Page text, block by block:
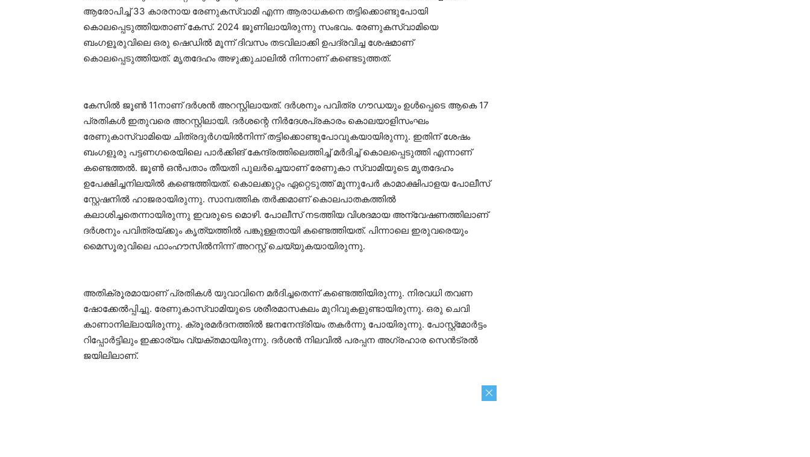
ആരോപിച്ച് 33 കാരനായ രേണുകസ്വാമി എന്ന ആരാധകനെ തട്ടിക്കൊണ്ടുപോയി
കൊലപ്പെടുത്തിയതാണ് കേസ്. 2024 ജൂണിലായിരുന്നു സംഭവം. രേണുകസ്വാമിയെ
ബംഗളൂരുവിലെ ഒരു ഷെഡിൽ മൂന്ന് ദിവസം തടവിലാക്കി ഉപദ്രവിച്ച ശേഷമാണ്
കൊലപ്പെടുത്തിയത്. മൃതദേഹം അഴുക്കുചാലിൽ നിന്നാണ് കണ്ടെടുത്തത്.
കേസിൽ ജൂൺ 11നാണ് ദർശൻ അറസ്റ്റിലായത്. ദർശനും പവിത്ര ഗൗഡയും ഉൾപ്പെടെ ആകെ 17
പ്രതികൾ ഇതുവരെ അറസ്റ്റിലായി. ദർശന്റെ നിർദേശപ്രകാരം കൊലയാളിസംഘം
രേണുകാസ്വാമിയെ ചിത്രദുർഗയിൽനിന്ന് തട്ടിക്കൊണ്ടുപോവുകയായിരുന്നു. ഇതിന് ശേഷം
ബംഗളൂരു പട്ടണഗരെയിലെ പാർക്കിങ് കേന്ദ്രത്തിലെത്തിച്ച് മർദിച്ച് കൊലപ്പെടുത്തി എന്നാണ്
കണ്ടെത്തൽ. ജൂൺ ഒൻപതാം തീയതി പുലർച്ചെയാണ് രേണുകാ സ്വാമിയുടെ മൃതദേഹം
ഉപേക്ഷിച്ചനിലയിൽ കണ്ടെത്തിയത്. കൊലക്കുറ്റം ഏറ്റെടുത്ത് മൂന്നുപേർ കാമാക്ഷിപാളയ പോലീസ്
സ്റ്റേഷനിൽ ഹാജരായിരുന്നു. സാമ്പത്തിക തർക്കമാണ് കൊലപാതകത്തിൽ
കലാശിച്ചതെന്നായിരുന്നു ഇവരുടെ മൊഴി. പോലീസ് നടത്തിയ വിശദമായ അന്വേഷണത്തിലാണ്
ദർശനും പവിത്രയ്ക്കും കൃത്യത്തിൽ പങ്കുള്ളതായി കണ്ടെത്തിയത്. പിന്നാലെ ഇരുവരെയും
മൈസൂരുവിലെ ഫാംഹൗസിൽനിന്ന് അറസ്റ്റ് ചെയ്യുകയായിരുന്നു.
അതിക്രൂരമായാണ് പ്രതികൾ യുവാവിനെ മർദിച്ചതെന്ന് കണ്ടെത്തിയിരുന്നു. നിരവധി തവണ
ഷോക്കേൽപ്പിച്ചു. രേണുകാസ്വാമിയുടെ ശരീരമാസകലം മുറിവുകളുണ്ടായിരുന്നു. ഒരു ചെവി
കാണാനില്ലായിരുന്നു. ക്രൂരമർദനത്തിൽ ജനനേന്ദ്രിയം തകർന്നു പോയിരുന്നു. പോസ്റ്റ്‌മോർട്ടം
റിപ്പോർട്ടിലും ഇക്കാര്യം വ്യക്തമായിരുന്നു. ദർശൻ നിലവിൽ പരപ്പന അഗ്രഹാര സെൻട്രൽ
ജയിലിലാണ്.